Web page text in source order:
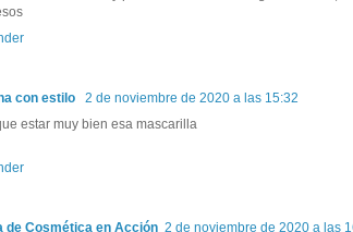
con estilo
2 de noviembre de 2020 a las 15:32
estar muy bien esa mascarilla
de Cosmética en Acción 2 de noviembre de 2020 a las